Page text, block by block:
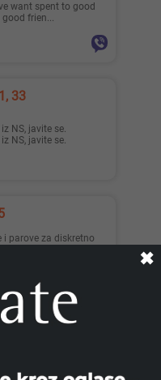
want spent to good
frien...
33
NS, javite se.
druženja isključivo
✖